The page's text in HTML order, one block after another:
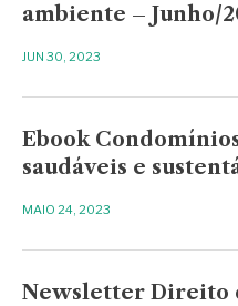
ambiente – Junho/
JUN 30, 2023
Ebook
saudáveis e
MAIO 24, 2023
Newsletter Direito